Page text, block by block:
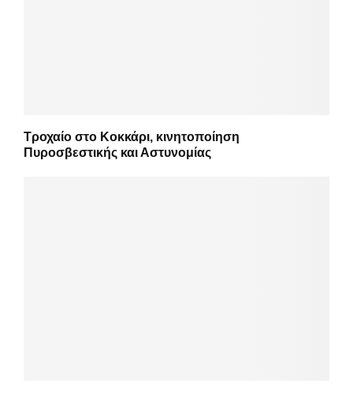
Τροχαίο στο Κοκκάρι, κινητοποίηση
Πυροσβεστικής και Αστυνομίας